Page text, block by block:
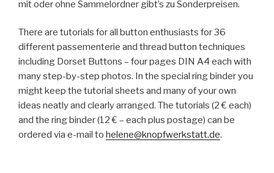
mit oder ohne Sammelordner gibt’s zu Sonderpreisen.
There are tutorials for all button enthusiasts for 36
different passementerie and thread button techniques
including Dorset Buttons – four pages DIN A4 each with
many step-by-step photos. In the special ring binder you
might keep the tutorial sheets and many of your own
ideas neatly and clearly arranged. The tutorials (2 € each)
and the ring binder (12 € – each plus postage) can be
ordered via e-mail to helene@knopfwerkstatt.de.